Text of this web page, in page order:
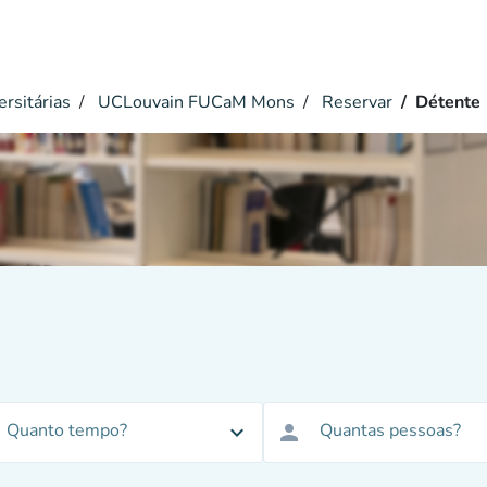
UCLouvain FUCaM Mons Reservar Détente
Quanto tempo? expand_more person Quantas pessoas?